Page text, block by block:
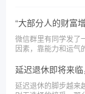
微信群里有同学发了
因素，靠能力和运气
延迟退休即将来临
延迟退休的脚步越来